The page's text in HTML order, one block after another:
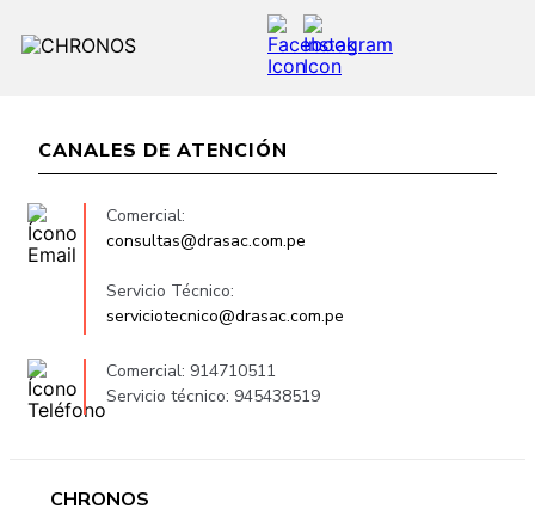
CANALES DE ATENCIÓN
Comercial:
consultas@drasac.com.pe
Servicio Técnico:
serviciotecnico@drasac.com.pe
Comercial: 914710511
Servicio técnico: 945438519
CHRONOS